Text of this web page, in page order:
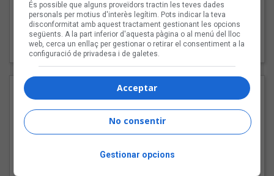
"Les cabres"
94 Rules amb Compte
És possible que alguns proveïdors tractin les teves dades
personals per motius d'interès legítim. Pots indicar la teva
disconformitat amb aquest tractament gestionant les opcions
següents. A la part inferior d'aquesta pàgina o al menú del lloc
web, cerca un enllaç per gestionar o retirar el consentiment a la
configuració de privadesa i de galetes.
Acceptar
No consentir
Gestionar opcions